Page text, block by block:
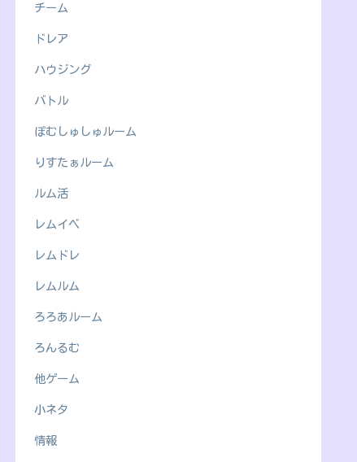
チーム
ドレア
ハウジング
バトル
ぽむしゅしゅルーム
りすたぁルーム
ルム活
レムイベ
レムドレ
レムルム
ろろあルーム
ろんるむ
他ゲーム
小ネタ
情報